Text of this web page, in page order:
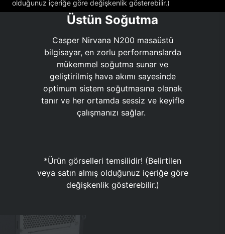
olduğunuz içeriğe göre değişkenlik gösterebilir.)
Üstün Soğutma
Casper Nirvana N200 masaüstü
bilgisayar, en zorlu performanslarda
mükemmel soğutma sunar ve
geliştirilmiş hava akımı sayesinde
optimum sistem soğutmasına olanak
tanır ve her ortamda sessiz ve keyifle
çalışmanızı sağlar.
*Ürün görselleri temsilidir! (Belirtilen
veya satın almış olduğunuz içeriğe göre
değişkenlik gösterebilir.)